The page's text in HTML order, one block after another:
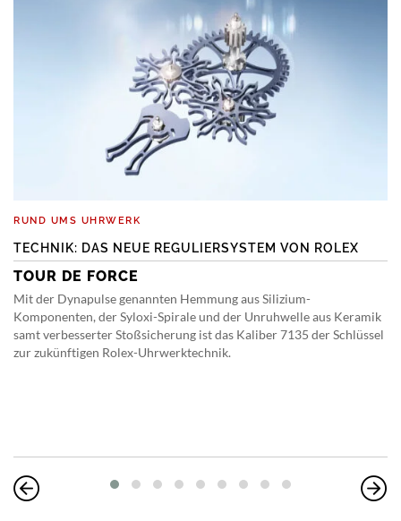
RUND UMS UHRWERK
TECHNIK: DAS NEUE REGULIERSYSTEM VON ROLEX
TOUR DE FORCE
Mit der Dynapulse genannten Hemmung aus Silizium-
Komponenten, der Syloxi-Spirale und der Unruhwelle aus Keramik
samt verbesserter Stoßsicherung ist das Kaliber 7135 der Schlüssel
zur zukünftigen Rolex-Uhrwerktechnik.